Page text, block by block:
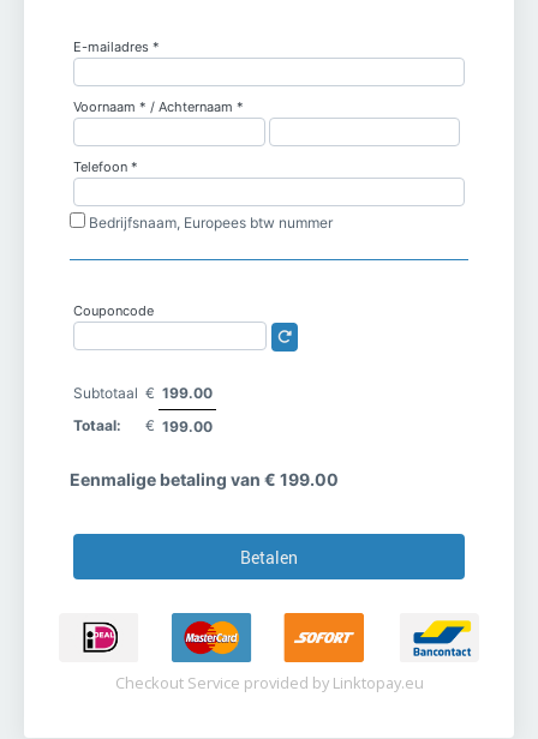
Checkout Service provided by Linktopay.eu